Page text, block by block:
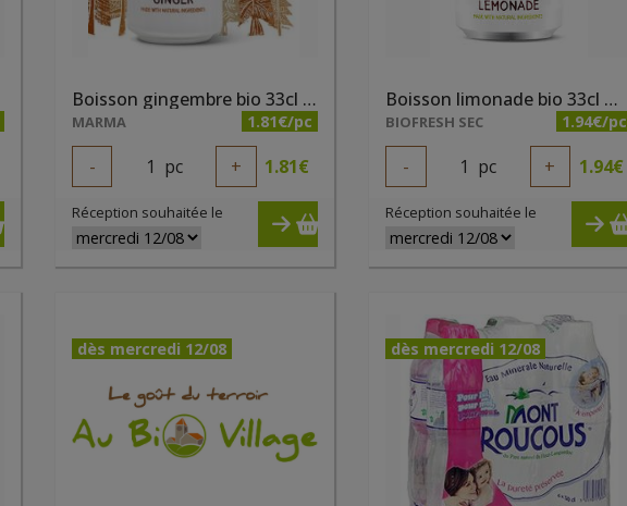
Boisson gingembre bio 33cl Whole Earth
MARMA 1.81€/pc
- 1 pc + 1.81€
Réception souhaitée le
Boisson limonade bio 33cl Whole Earth
BIOFRESH SEC 1.94€/pc
- 1 pc + 1.94€
Réception souhaitée le
dès mercredi 12/08 dès mercredi 12/08